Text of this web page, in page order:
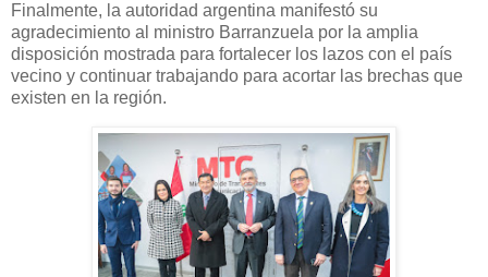
Finalmente, la autoridad argentina manifestó su
agradecimiento al ministro Barranzuela por la amplia
disposición mostrada para fortalecer los lazos con el país
vecino y continuar trabajando para acortar las brechas que
existen en la región.